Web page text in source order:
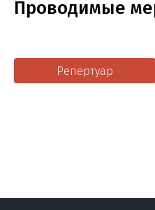
Проводимые
Репертуар